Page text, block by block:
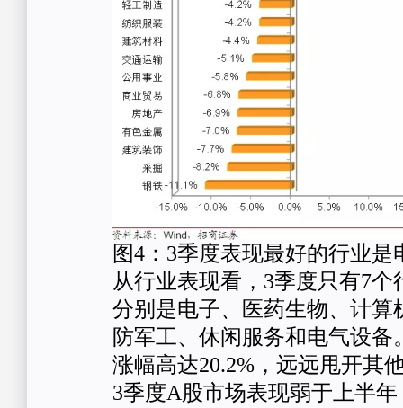
图4：3季度表现最好的行业是
从行业表现看，3季度只有7
分别是电子、医药生物、计算
防军工、休闲服务和电气设备
涨幅高达20.2%，远远甩开其
3季度A股市场表现弱于上半